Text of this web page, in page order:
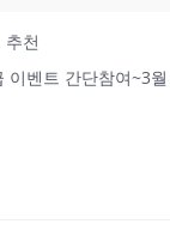
천
이벤트 간단참여~3